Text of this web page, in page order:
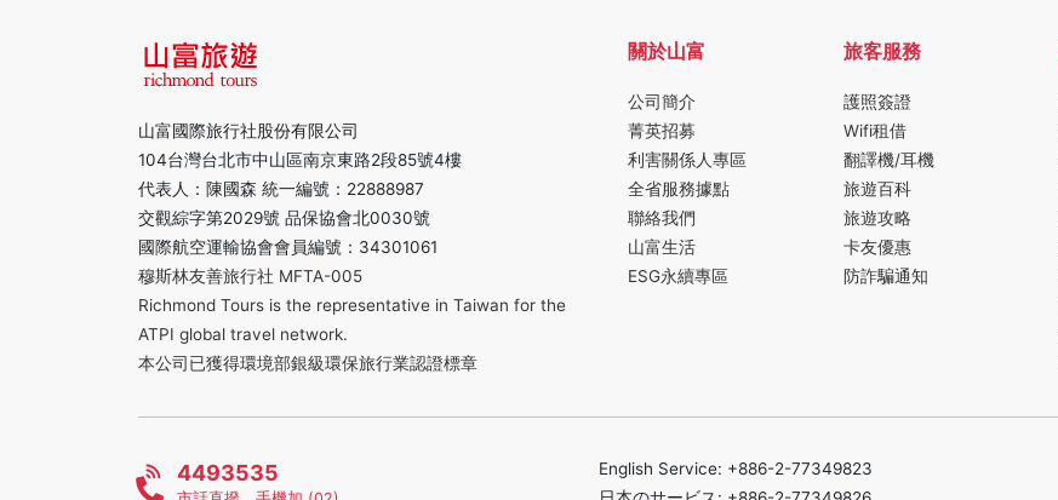
山富國際旅行社股份有限公司
104台灣台北市中山區南京東路2段85號4樓
代表人：陳國森 統一編號：22888987
交觀綜字第2029號 品保協會北0030號
國際航空運輸協會會員編號：34301061
穆斯林友善旅行社 MFTA-005
Richmond Tours is the representative in Taiwan for the
ATPI global travel network.
本公司已獲得環境部銀級環保旅行業認證標章
關於山富
公司簡介
菁英招募
利害關係人專區
全省服務據點
聯絡我們
山富生活
ESG永續專區
旅客服務
護照簽證
Wifi租借
翻譯機/耳機
旅遊百科
旅遊攻略
卡友優惠
防詐騙通知
4493535
English Service: +886-2-77349823